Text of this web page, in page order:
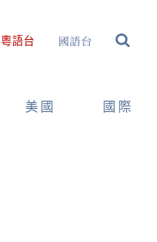
粵語台 國語台
美國 國際